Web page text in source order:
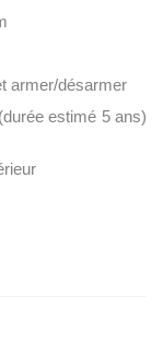
armer/désarmer
estimé 5 ans)